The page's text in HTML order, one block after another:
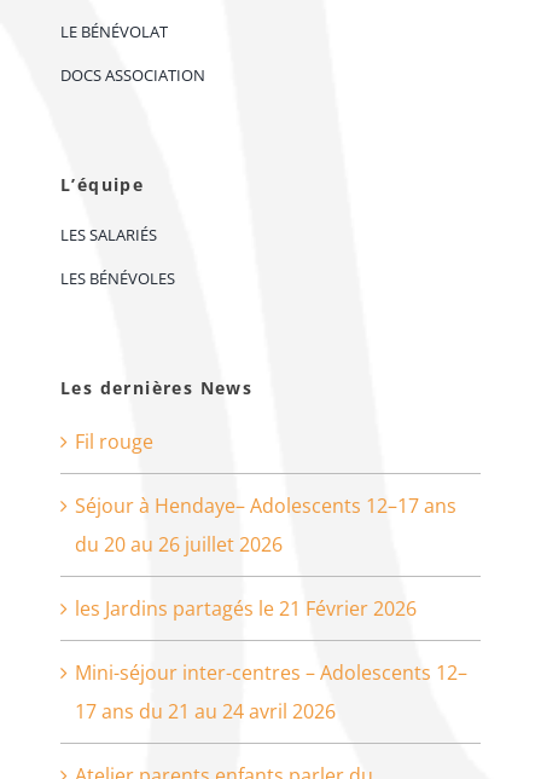
LE BÉNÉVOLAT
DOCS ASSOCIATION
L’équipe
LES SALARIÉS
LES BÉNÉVOLES
Les dernières News
Fil rouge
Séjour à Hendaye– Adolescents 12–17 ans
du 20 au 26 juillet 2026
les Jardins partagés le 21 Février 2026
Mini-séjour inter-centres – Adolescents 12–
17 ans du 21 au 24 avril 2026